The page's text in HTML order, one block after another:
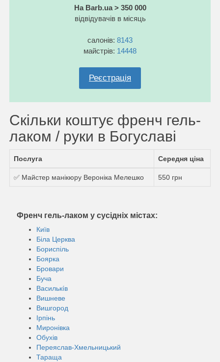
На Barb.ua > 350 000
відвідувачів в місяць
салонів: 8143
майстрів: 14448
Реєстрація
Скільки коштує френч гель-
лаком / руки в Богуславі
Послуга Середня ціна
✅ Майстер манікюру Вероніка Мелешко 550 грн
Френч гель-лаком у сусідніх містах:
Київ
Біла Церква
Бориспіль
Боярка
Бровари
Буча
Василькíв
Вишневе
Вишгород
Ірпінь
Миронівка
Обухів
Переяслав-Хмельницький
Тараща